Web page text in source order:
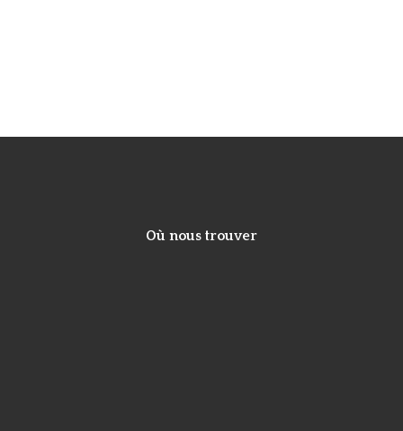
Où nous trouver